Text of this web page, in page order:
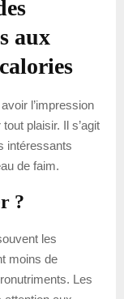
aux
l’impression
plaisir. Il s’agit
intéressants
de faim.
?
les
moins de
Les